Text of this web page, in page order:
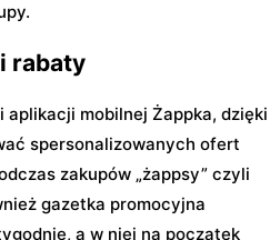
rabaty
mobilnej Żappka, dzięki
spersonalizowanych ofert
zakupów „żappsy” czyli
gazetka promocyjna
a w niej na początek